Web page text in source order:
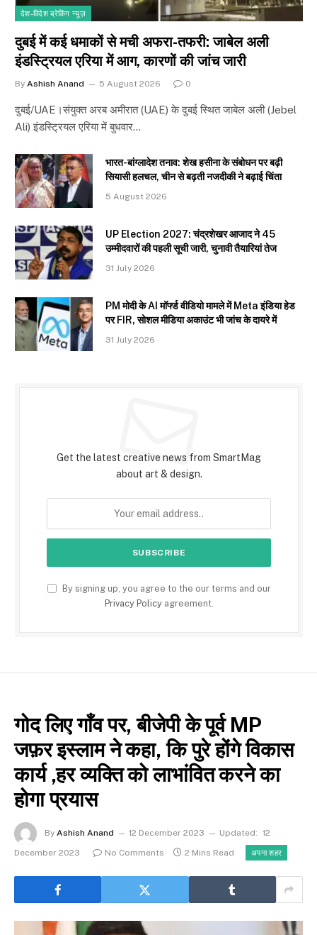
देश-विदेश ब्रेकिंग न्यूज़
दुबई में कई धमाकों से मची अफरा-तफरी: जाबेल अली
इंडस्ट्रियल एरिया में आग, कारणों की जांच जारी
By Ashish Anand 5 August 2026 0
दुबई/UAE।संयुक्त अरब अमीरात (UAE) के दुबई स्थित जाबेल अली (Jebel
Ali) इंडस्ट्रियल एरिया में बुधवार…
भारत-बांग्लादेश तनाव: शेख हसीना के संबोधन पर बढ़ी
सियासी हलचल, चीन से बढ़ती नजदीकी ने बढ़ाई चिंता
5 August 2026
UP Election 2027: चंद्रशेखर आजाद ने 45
उम्मीदवारों की पहली सूची जारी, चुनावी तैयारियां तेज
31 July 2026
PM मोदी के AI मॉर्फ्ड वीडियो मामले में Meta इंडिया हेड
पर FIR, सोशल मीडिया अकाउंट भी जांच के दायरे में
31 July 2026
Get the latest creative news from SmartMag
about art & design.
By signing up, you agree to the our terms and our
Privacy Policyagreement.
गोद लिए गाँव पर, बीजेपी के पूर्व MP
जफ़र इस्लाम ने कहा, कि पुरे होंगे विकास
कार्य ,हर व्यक्ति को लाभांवित करने का
होगा प्रयास
By Ashish Anand 12 December 2023 Updated: 12
December 2023
No Comments 2 Mins Read अपना शहर